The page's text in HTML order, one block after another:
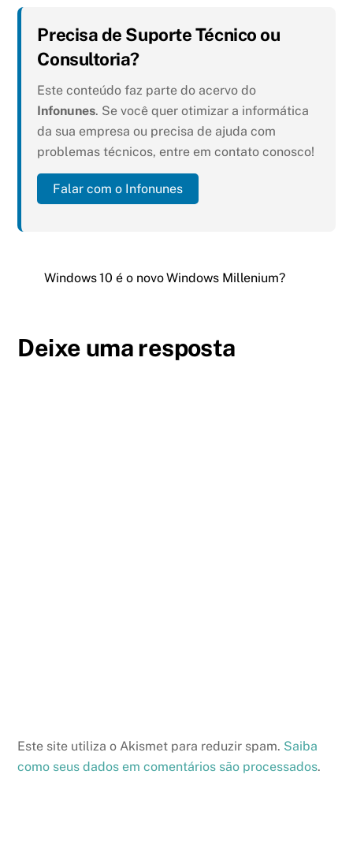
Precisa de Suporte Técnico ou
Consultoria?
Este conteúdo faz parte do acervo do
Infonunes. Se você quer otimizar a informática
da sua empresa ou precisa de ajuda com
problemas técnicos, entre em contato conosco!
Falar com o Infonunes
Windows 10 é o novo Windows Millenium?
Deixe uma resposta
Este site utiliza o Akismet para reduzir spam. Saiba
como seus dados em comentários são processados.